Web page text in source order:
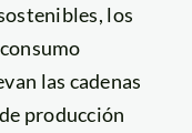
los
las cadenas
producción